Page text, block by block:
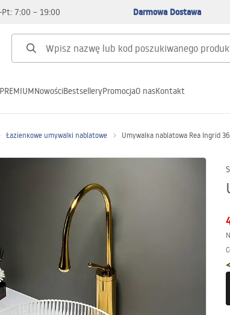
Pt: 7:00 – 19:00 Darmowa Dostawa
PREMIUMNowościBestselleryPromocjaO nasKontakt
Łazienkowe umywalki nablatowe Umywalka nablatowa Rea Ingrid